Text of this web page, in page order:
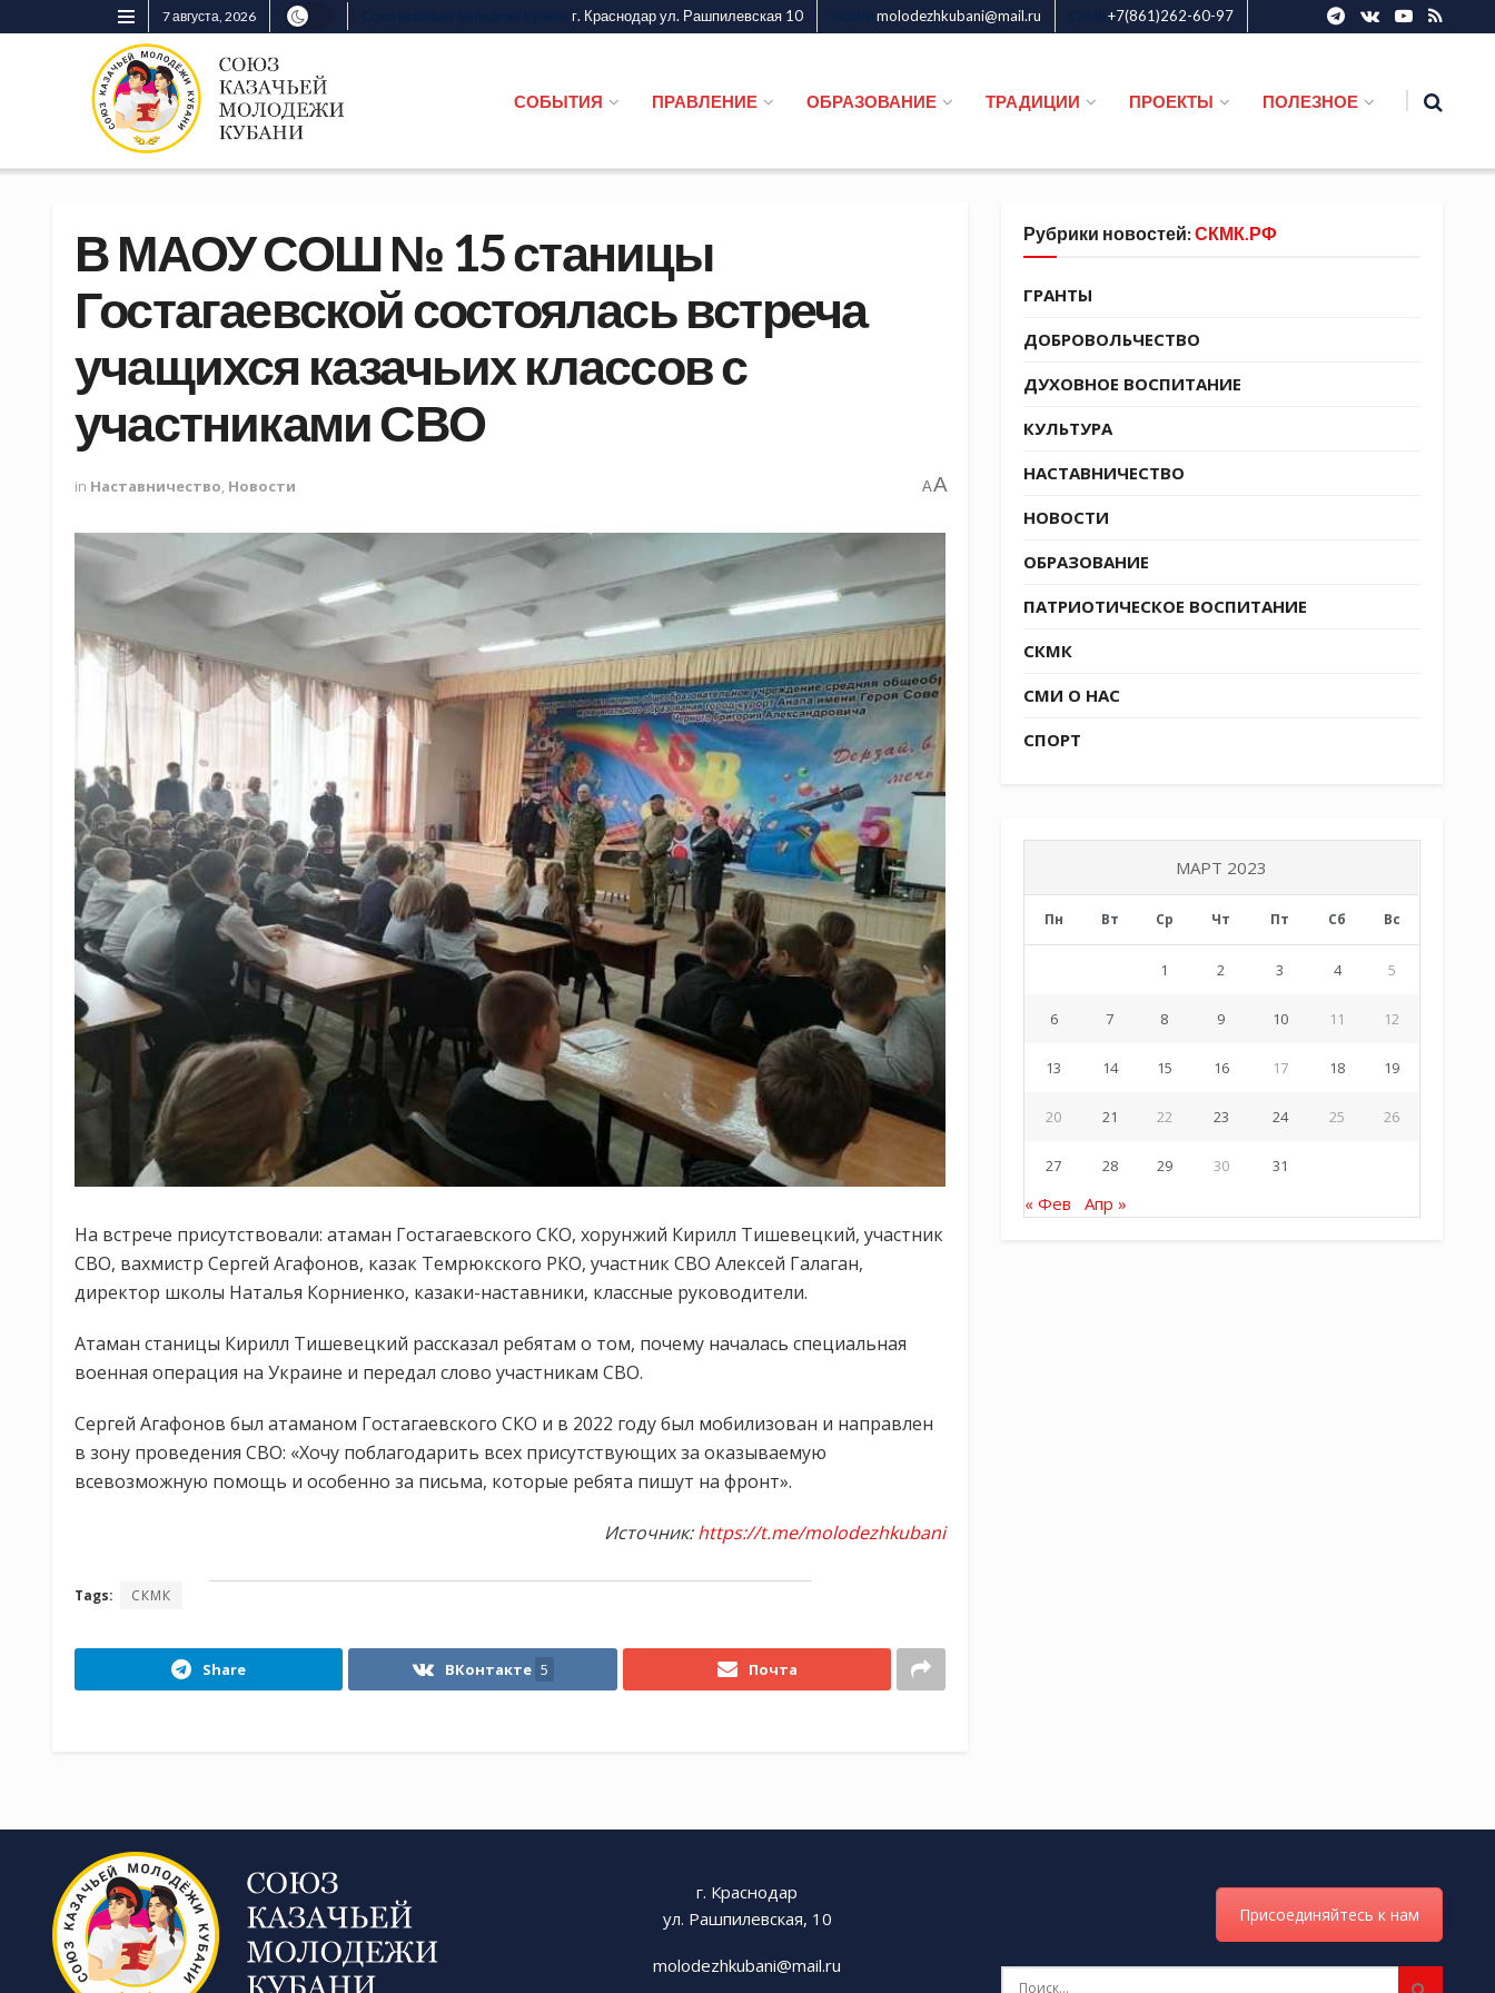
7 августа, 2026 г. Краснодар ул. Рашпилевская 10 molodezhkubani@mail.ru +7(861)262-60-97
СОБЫТИЯ ПРАВЛЕНИЕ ОБРАЗОВАНИЕ ТРАДИЦИИ ПРОЕКТЫ ПОЛЕЗНОЕ
В МАОУ СОШ № 15 станицы
Гостагаевской состоялась встреча
учащихся казачьих классов с
участниками СВО
in Наставничество Новости AA
На встрече присутствовали: атаман Гостагаевского СКО, хорунжий Кирилл Тишевецкий, участник
СВО, вахмистр Сергей Агафонов, казак Темрюкского РКО, участник СВО Алексей Галаган,
директор школы Наталья Корниенко, казаки-наставники, классные руководители.
Атаман станицы Кирилл Тишевецкий рассказал ребятам о том, почему началась специальная
военная операция на Украине и передал слово участникам СВО.
Сергей Агафонов был атаманом Гостагаевского СКО и в 2022 году был мобилизован и направлен
в зону проведения СВО: «Хочу поблагодарить всех присутствующих за оказываемую
всевозможную помощь и особенно за письма, которые ребята пишут на фронт».
Источник:https://t.me/molodezhkubani
Tags: СКМК
Share ВКонтакте 5 Почта
Рубрики новостей:СКМК.РФ
ГРАНТЫ
ДОБРОВОЛЬЧЕСТВО
ДУХОВНОЕ ВОСПИТАНИЕ
КУЛЬТУРА
НАСТАВНИЧЕСТВО
НОВОСТИ
ОБРАЗОВАНИЕ
ПАТРИОТИЧЕСКОЕ ВОСПИТАНИЕ
СКМК
СМИ О НАС
СПОРТ
МАРТ 2023
Пн Вт Ср Чт Пт Сб Вс
1 2 3 4 5
6 7 8 9 10 11 12
13 14 15 16 17 18 19
20 21 22 23 24 25 26
27 28 29 30 31
« Фев Апр »
г. Краснодар
ул. Рашпилевская, 10
molodezhkubani@mail.ru
Присоединяйтесь к нам